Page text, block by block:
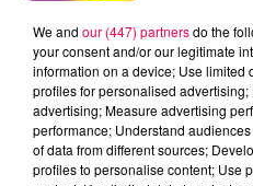
We and our (447) partnersdo the
your consent and/or our legitimate
information on a device; Use limited
profiles for personalised
advertising; Measure advertising
performance; Understand
of data from different sources;
profiles to personalise content; Use